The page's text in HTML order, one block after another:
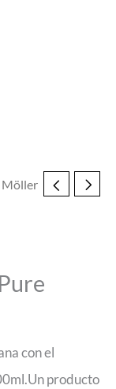
Möller
con el
producto